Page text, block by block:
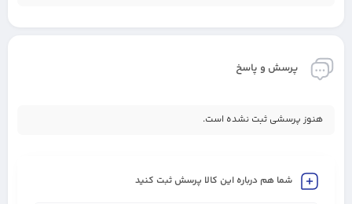
پرسش و پاسخ
هنوز پرسشی ثبت نشده است.
شما هم درباره این کالا پرسش ثبت کنید